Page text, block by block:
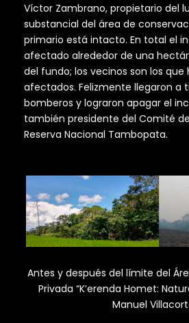
Víctor Zambrano, propietario del
substancial del área de
primario está intacto. En total el
afectado alrededor de una
del fundo; los vecinos son los que
afectados. Felizmente llegaron a
bomberos y lograron apagar el
también presidente del Comité
Reserva Nacional Tambopata.
Antes y después del límite del
Privada “K’erenda Homet:
Manuel